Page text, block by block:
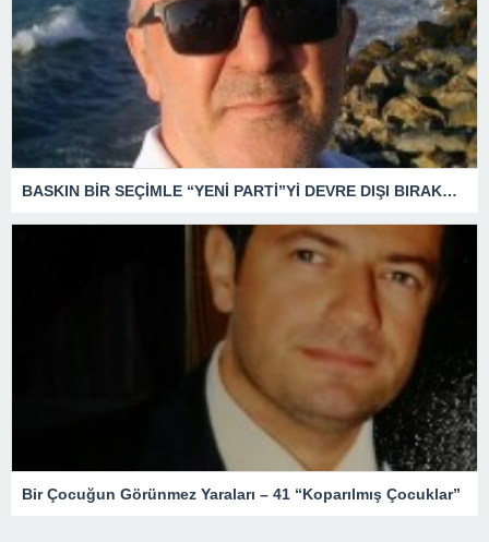
BASKIN BİR SEÇİMLE “YENİ PARTİ”Yİ DEVRE DIŞI BIRAKMAK İÇİN DÜĞMEYE Mİ BASILDI?
Bir Çocuğun Görünmez Yaraları – 41 “Koparılmış Çocuklar”